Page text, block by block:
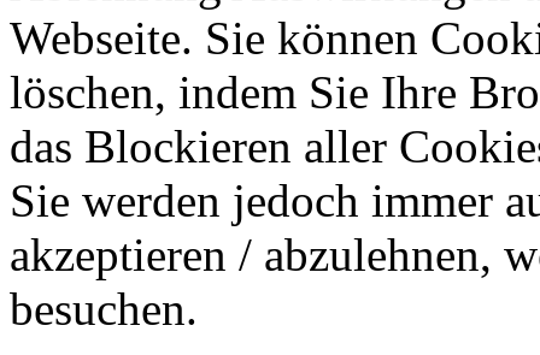
Webseite. Sie können
löschen, indem Sie Ihre
das Blockieren aller
Sie werden jedoch immer
akzeptieren / abzulehnen,
besuchen.